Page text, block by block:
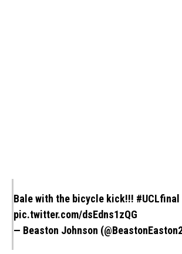
Bale with the bicycle kick!!! #UCLfinal
pic.twitter.com/dsEdns1zQG
— Beaston Johnson